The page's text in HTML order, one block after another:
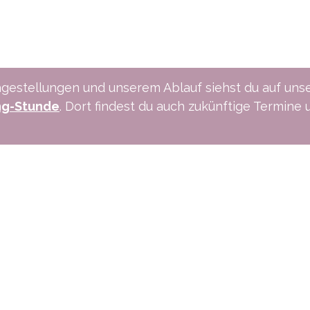
und unserem Ablauf siehst du auf
Stunde. Dort findest du auch zukünftige Termine